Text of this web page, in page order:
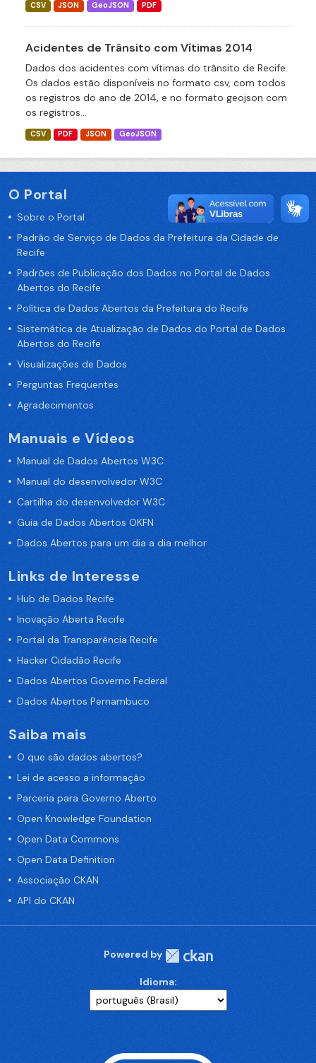
CSV JSON GeoJSON PDF
Acidentes de Trânsito com Vítimas 2014
Dados dos acidentes com vítimas do trânsito de Recife.
Os dados estão disponíveis no formato csv, com todos
os registros do ano de 2014, e no formato geojson com
os registros...
CSV PDF JSON GeoJSON
O Portal
Sobre o Portal
Padrão de Serviço de Dados da Prefeitura da Cidade de
Recife
Padrões de Publicação dos Dados no Portal de Dados
Abertos do Recife
Política de Dados Abertos da Prefeitura do Recife
Sistemática de Atualização de Dados do Portal de Dados
Abertos do Recife
Visualizações de Dados
Perguntas Frequentes
Agradecimentos
Manuais e Vídeos
Manual de Dados Abertos W3C
Manual do desenvolvedor W3C
Cartilha do desenvolvedor W3C
Guia de Dados Abertos OKFN
Dados Abertos para um dia a dia melhor
Links de Interesse
Hub de Dados Recife
Inovação Aberta Recife
Portal da Transparência Recife
Hacker Cidadão Recife
Dados Abertos Governo Federal
Dados Abertos Pernambuco
Saiba mais
O que são dados abertos?
Lei de acesso a informação
Parceria para Governo Aberto
Open Knowledge Foundation
Open Data Commons
Open Data Definition
Associação CKAN
API do CKAN
Powered by
Idioma